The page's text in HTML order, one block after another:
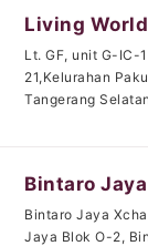
Living
Lt. GF, unit G-IC-
21,Kelurahan
Tangerang
Bintaro
Bintaro Jaya
Jaya Blok O-2,